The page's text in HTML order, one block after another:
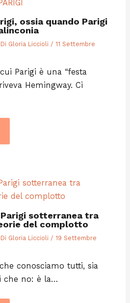
ossia quando Parigi
Gloria Liccioli / 11 Settembre
Parigi è una “festa
Hemingway. Ci
sotterranea tra
del complotto
Gloria Liccioli / 19 Settembre
conosciamo tutti, sia
che no: è la…